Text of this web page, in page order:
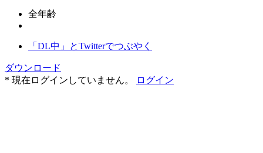
全年齢
「DL中」とTwitterでつぶやく
ダウンロード
* 現在ログインしていません。
ログイン